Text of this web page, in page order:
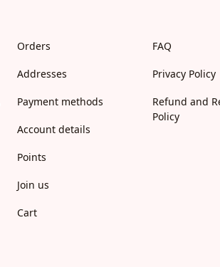
Orders
Addresses
Payment methods
Account details
Points
Join us
Cart
FAQ
Privacy Policy
Refund and
Policy